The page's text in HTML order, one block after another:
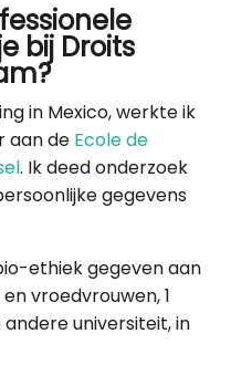
bij Droits
in Mexico, werkte ik
aan de Ecole de
. Ik deed onderzoek
gegevens
ethiek gegeven aan
vroedvrouwen, 1
universiteit, in